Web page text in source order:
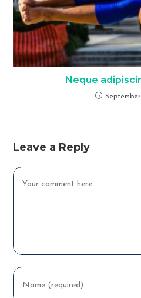
Neque
September
Leave a Reply
Comment
Enter
your